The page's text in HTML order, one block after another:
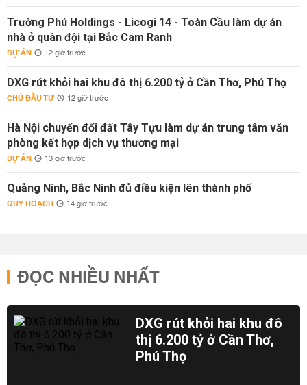
Trường Phú Holdings - Licogi 14 - Toàn Cầu làm dự án
nhà ở quân đội tại Bắc Cam Ranh
DỰ ÁN 12 giờ trước
DXG rút khỏi hai khu đô thị 6.200 tỷ ở Cần Thơ, Phú Thọ
CHỦ ĐẦU TƯ 12 giờ trước
Hà Nội chuyển đổi đất Tây Tựu làm dự án trung tâm văn
phòng kết hợp dịch vụ thương mại
DỰ ÁN 13 giờ trước
Quảng Ninh, Bắc Ninh đủ điều kiện lên thành phố
QUY HOẠCH 14 giờ trước
ĐỌC NHIỀU NHẤT
DXG rút khỏi hai khu đô
thị 6.200 tỷ ở Cần Thơ,
Phú Thọ